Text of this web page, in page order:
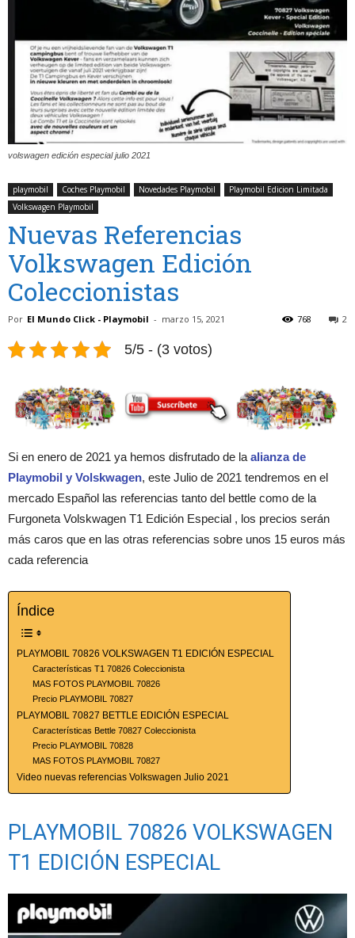
volswagen edición especial julio 2021
playmobil Coches Playmobil Novedades Playmobil
Playmobil Edicion Limitada
Volkswagen Playmobil
Nuevas Referencias
Volkswagen Edición
Coleccionistas
Por El Mundo Click - Playmobil - marzo 15, 2021 2
768
5/5 - (3 votos)
Si en enero de 2021 ya hemos disfrutado de la alianza de
Playmobil y Volskwagen, este Julio de 2021 tendremos en el
mercado Español las referencias tanto del bettle como de la
Furgoneta Volskwagen T1 Edición Especial , los precios serán
más caros que en las otras referencias sobre unos 15 euros más
cada referencia
Índice
PLAYMOBIL 70826 VOLKSWAGEN T1 EDICIÓN ESPECIAL
Características T1 70826 Coleccionista
MAS FOTOS PLAYMOBIL 70826
Precio PLAYMOBIL 70827
PLAYMOBIL 70827 BETTLE EDICIÓN ESPECIAL
Características Bettle 70827 Coleccionista
Precio PLAYMOBIL 70828
MAS FOTOS PLAYMOBIL 70827
Video nuevas referencias Volkswagen Julio 2021
PLAYMOBIL 70826 VOLKSWAGEN
T1 EDICIÓN ESPECIAL